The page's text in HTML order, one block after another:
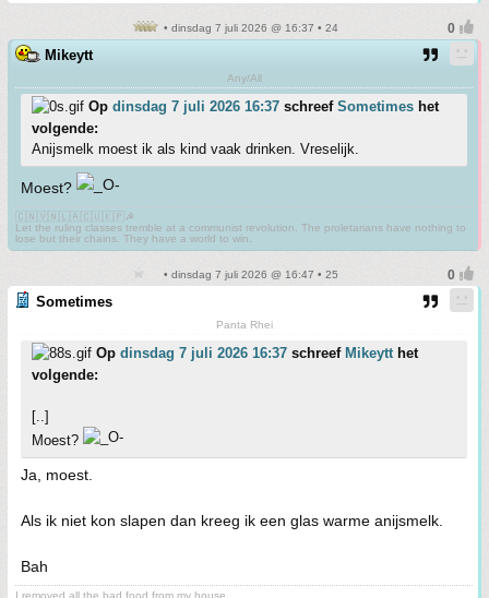
• dinsdag 7 juli 2026 @ 16:37 • 24
Mikeytt
Any/All
Op dinsdag 7 juli 2026 16:37 schreef Sometimes het
volgende:
Anijsmelk moest ik als kind vaak drinken. Vreselijk.
Moest?
🇨🇳🇻🇳🇱🇦🇨🇺🇰🇵☭
Let the ruling classes tremble at a communist revolution. The proletarians have nothing to
lose but their chains. They have a world to win.
• dinsdag 7 juli 2026 @ 16:47 • 25
Sometimes
Panta Rhei
Op dinsdag 7 juli 2026 16:37 schreef Mikeytt het
volgende:
[..]
Moest?
Ja, moest.
Als ik niet kon slapen dan kreeg ik een glas warme anijsmelk.
Bah
I removed all the bad food from my house.